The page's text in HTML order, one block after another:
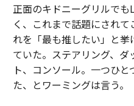
正面のキドニーグリルで
く、これまで話題にされ
れを「最も推したい」と
ていた。ステアリング、
ト、コンソール。一つひ
た、とワーミングは言う。